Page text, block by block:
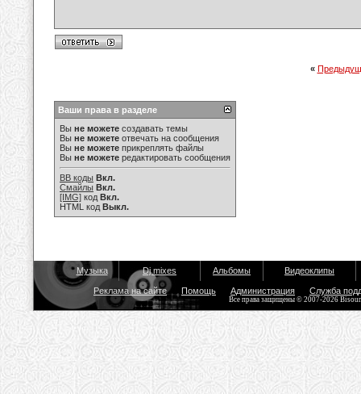
«
Ваши права в разделе
Вы не можете создавать темы
Вы не можете отвечать на сообщения
Вы не можете прикреплять файлы
Вы не можете редактировать сообщения
BB коды Вкл.
Смайлы Вкл.
[IMG] код Вкл.
HTML код Выкл.
Музыка Dj mixes Альбомы Видеоклипы
Реклама на сайте Помощь Администрация Служба
Все права защищены © 2007-2026